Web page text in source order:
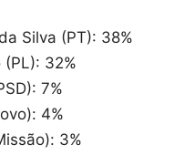
Silva (PT): 38%
(PL): 32%
7%
4%
3%